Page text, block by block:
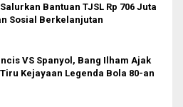
Bantuan TJSL Rp 706 Juta
Sosial Berkelanjutan
VS Spanyol, Bang Ilham Ajak
Kejayaan Legenda Bola 80-an